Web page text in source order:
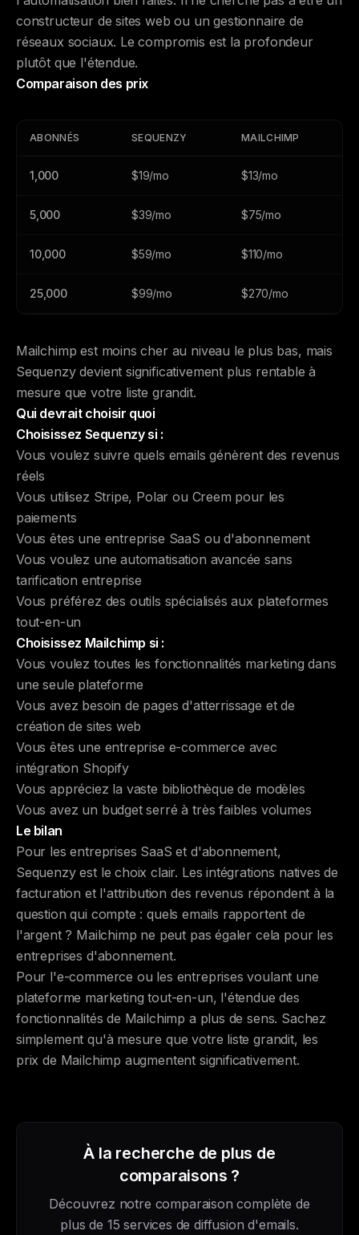
constructeur de sites web ou un gestionnaire de
réseaux sociaux. Le compromis est la profondeur
plutôt que l'étendue.
Comparaison des prix
ABONNÉS SEQUENZY MAILCHIMP
1,000 $19/mo $13/mo
5,000 $39/mo $75/mo
10,000 $59/mo $110/mo
25,000 $99/mo $270/mo
Mailchimp est moins cher au niveau le plus bas, mais
Sequenzy devient significativement plus rentable à
mesure que votre liste grandit.
Qui devrait choisir quoi
Choisissez Sequenzy si :
Vous voulez suivre quels emails génèrent des revenus
réels
Vous utilisez Stripe, Polar ou Creem pour les
paiements
Vous êtes une entreprise SaaS ou d'abonnement
Vous voulez une automatisation avancée sans
tarification entreprise
Vous préférez des outils spécialisés aux plateformes
tout-en-un
Choisissez Mailchimp si :
Vous voulez toutes les fonctionnalités marketing dans
une seule plateforme
Vous avez besoin de pages d'atterrissage et de
création de sites web
Vous êtes une entreprise e-commerce avec
intégration Shopify
Vous appréciez la vaste bibliothèque de modèles
Vous avez un budget serré à très faibles volumes
Le bilan
Pour les entreprises SaaS et d'abonnement,
Sequenzy est le choix clair. Les intégrations natives de
facturation et l'attribution des revenus répondent à la
question qui compte : quels emails rapportent de
l'argent ? Mailchimp ne peut pas égaler cela pour les
entreprises d'abonnement.
Pour l'e-commerce ou les entreprises voulant une
plateforme marketing tout-en-un, l'étendue des
fonctionnalités de Mailchimp a plus de sens. Sachez
simplement qu'à mesure que votre liste grandit, les
prix de Mailchimp augmentent significativement.
À la recherche de plus de
comparaisons ?
Découvrez notre comparaison complète de
plus de 15 services de diffusion d'emails.